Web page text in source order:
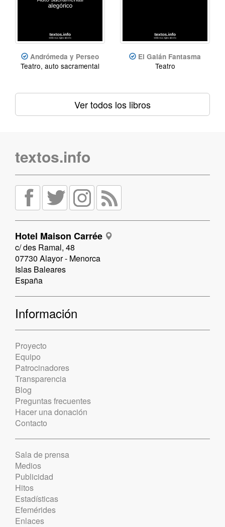
Andrómeda y Perseo
Teatro, auto sacramental
El Galán Fantasma
Teatro
Ver todos los libros
textos.info
Hotel Maison Carrée
c/ des Ramal, 48
07730 Alayor - Menorca
Islas Baleares
España
Información
Proyecto
Equipo
Patrocinadores
Transparencia
Blog
Preguntas frecuentes
Hacer una donación
Contacto
Sala de prensa
Medios
Publicidad
Hitos
Estadísticas
Efemérides
Enlaces